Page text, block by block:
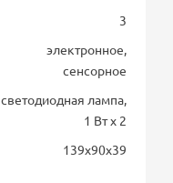
3
электронное,
сенсорное
светодиодная лампа,
1 Вт х 2
139х90х39